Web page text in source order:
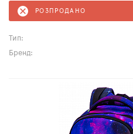
РОЗПРОДАНО
Тип:
Бренд: